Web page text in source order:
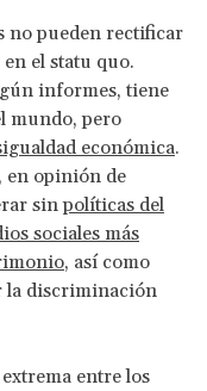
no pueden rectificar
el statu quo.
informes, tiene
mundo, pero
económica.
en opinión de
sinpolíticas del
sociales más
, así como
la discriminación
entre los